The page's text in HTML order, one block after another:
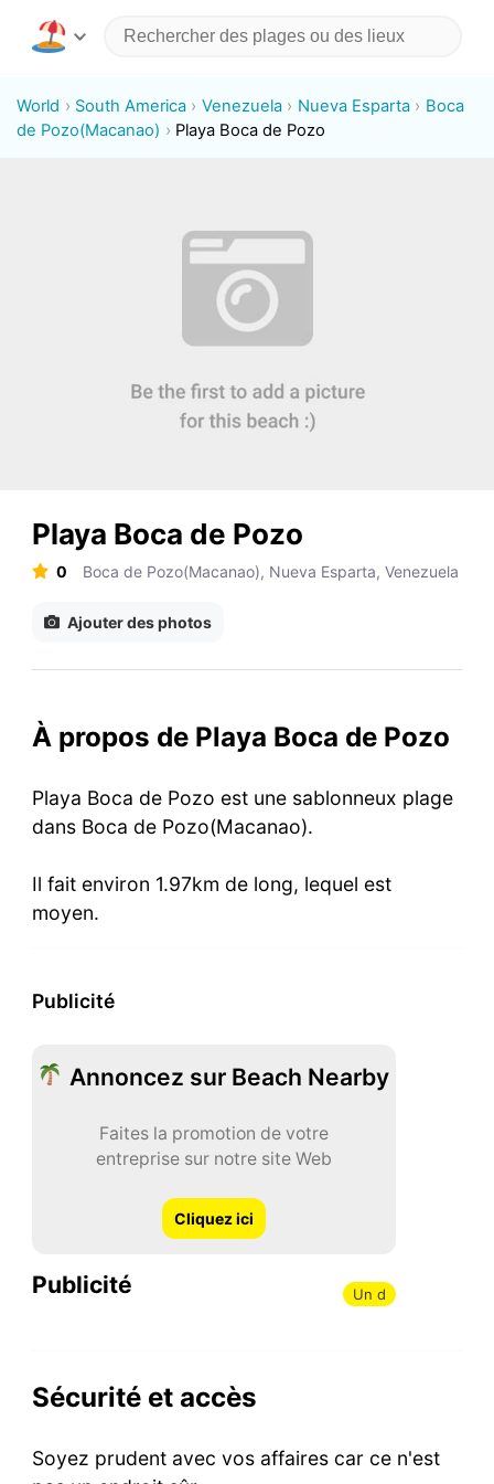
World South America Venezuela Nueva Esparta
Boca
de Pozo(Macanao)
Playa Boca de Pozo
Playa Boca de Pozo
0 Boca de Pozo(Macanao), Nueva Esparta, Venezuela
Ajouter des photos
À propos de Playa Boca de Pozo
Playa Boca de Pozo est une sablonneux plage
dans Boca de Pozo(Macanao).
Il fait environ 1.97km de long, lequel est
moyen.
Publicité
Annoncez sur Beach Nearby
Faites la promotion de votre
entreprise sur notre site Web
Cliquez ici
Publicité Un d
Sécurité et accès
Soyez prudent avec vos affaires car ce n'est